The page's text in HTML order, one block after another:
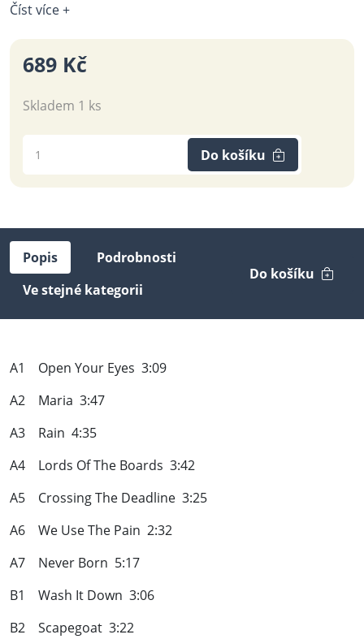
Číst více +
689 Kč
Skladem 1 ks
Do košíku
Popis
Podrobnosti
Ve stejné kategorii
Do košíku
A1 Open Your Eyes 3:09
A2 Maria 3:47
A3 Rain 4:35
A4 Lords Of The Boards 3:42
A5 Crossing The Deadline 3:25
A6 We Use The Pain 2:32
A7 Never Born 5:17
B1 Wash It Down 3:06
B2 Scapegoat 3:22